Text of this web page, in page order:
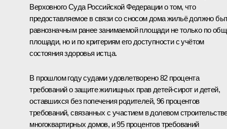
Верховного Суда Российской Федерации о том, что
предоставляемое в связи со сносом дома жильё должно
равнозначным ранее занимаемой площади не только по
площади, но и по критериям его доступности с учётом
состояния здоровья истца.
В прошлом году судами удовлетворено 82 процента
требований о защите жилищных прав детей-сирот и детей,
оставшихся без попечения родителей, 96 процентов
требований, связанных с участием в долевом
многоквартирных домов, и 95 процентов требований